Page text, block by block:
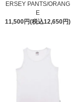
ERSEY PANTS/ORANG
E
11,500円(税込12,650円)